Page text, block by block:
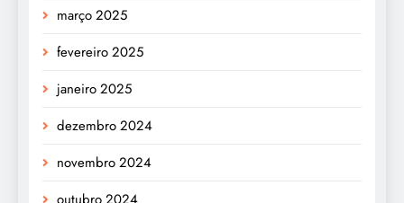
março 2025
fevereiro 2025
janeiro 2025
dezembro 2024
novembro 2024